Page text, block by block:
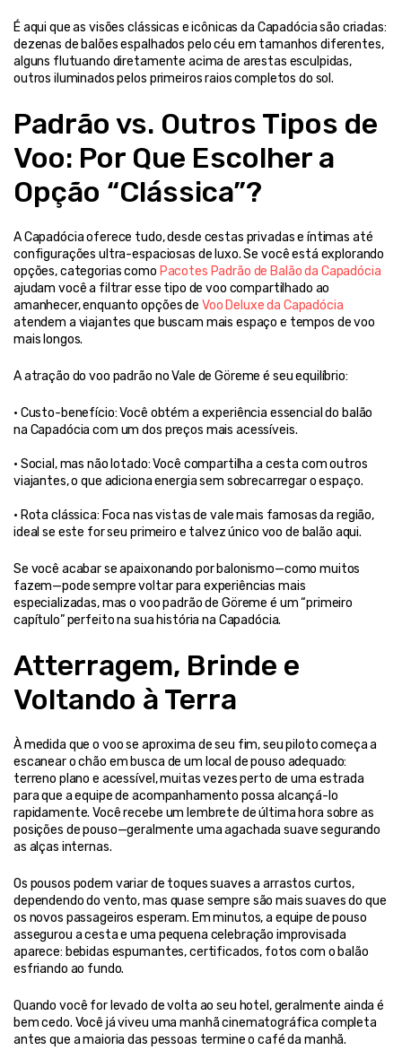
É aqui que as visões clássicas e icônicas da Capadócia são criadas:
dezenas de balões espalhados pelo céu em tamanhos diferentes,
alguns flutuando diretamente acima de arestas esculpidas,
outros iluminados pelos primeiros raios completos do sol.
Padrão vs. Outros Tipos de
Voo: Por Que Escolher a
Opção “Clássica”?
A Capadócia oferece tudo, desde cestas privadas e íntimas até
configurações ultra-espaciosas de luxo. Se você está explorando
opções, categorias como Pacotes Padrão de Balão da Capadócia
ajudam você a filtrar esse tipo de voo compartilhado ao
amanhecer, enquanto opções de Voo Deluxe da Capadócia
atendem a viajantes que buscam mais espaço e tempos de voo
mais longos.
A atração do voo padrão no Vale de Göreme é seu equilíbrio:
• Custo-benefício: Você obtém a experiência essencial do balão
na Capadócia com um dos preços mais acessíveis.
• Social, mas não lotado: Você compartilha a cesta com outros
viajantes, o que adiciona energia sem sobrecarregar o espaço.
• Rota clássica: Foca nas vistas de vale mais famosas da região,
ideal se este for seu primeiro e talvez único voo de balão aqui.
Se você acabar se apaixonando por balonismo—como muitos
fazem—pode sempre voltar para experiências mais
especializadas, mas o voo padrão de Göreme é um “primeiro
capítulo” perfeito na sua história na Capadócia.
Atterragem, Brinde e
Voltando à Terra
À medida que o voo se aproxima de seu fim, seu piloto começa a
escanear o chão em busca de um local de pouso adequado:
terreno plano e acessível, muitas vezes perto de uma estrada
para que a equipe de acompanhamento possa alcançá-lo
rapidamente. Você recebe um lembrete de última hora sobre as
posições de pouso—geralmente uma agachada suave segurando
as alças internas.
Os pousos podem variar de toques suaves a arrastos curtos,
dependendo do vento, mas quase sempre são mais suaves do que
os novos passageiros esperam. Em minutos, a equipe de pouso
assegurou a cesta e uma pequena celebração improvisada
aparece: bebidas espumantes, certificados, fotos com o balão
esfriando ao fundo.
Quando você for levado de volta ao seu hotel, geralmente ainda é
bem cedo. Você já viveu uma manhã cinematográfica completa
antes que a maioria das pessoas termine o café da manhã.